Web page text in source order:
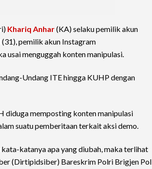
Khariq Anhar(KA) selaku pemilik akun
pemilik akun Instagram
usai menguggah konten manipulasi.
Undang ITE hingga KUHP dengan
diduga memposting konten manipulasi
suatu pemberitaan terkait aksi demo.
katanya apa yang diubah, maka terlihat
(Dirtipidsiber) Bareskrim Polri Brigjen Pol